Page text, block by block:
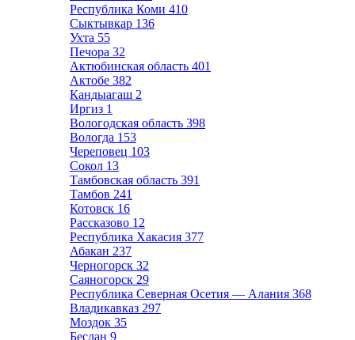
Республика Коми 410
Сыктывкар 136
Ухта 55
Печора 32
Актюбинская область 401
Актобе 382
Кандыагаш 2
Иргиз 1
Вологодская область 398
Вологда 153
Череповец 103
Сокол 13
Тамбовская область 391
Тамбов 241
Котовск 16
Рассказово 12
Республика Хакасия 377
Абакан 237
Черногорск 32
Саяногорск 29
Республика Северная Осетия — Алания 368
Владикавказ 297
Моздок 35
Беслан 9